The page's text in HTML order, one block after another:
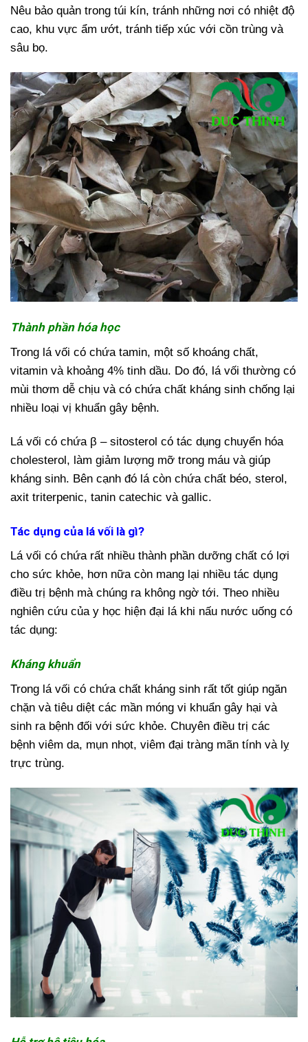
Nêu bảo quản trong túi kín, tránh những nơi có nhiệt độ
cao, khu vực ẩm ướt, tránh tiếp xúc với cồn trùng và
sâu bọ.
Thành phần hóa học
Trong lá vối có chứa tamin, một số khoáng chất,
vitamin và khoảng 4% tinh dầu. Do đó, lá vối thường có
mùi thơm dễ chịu và có chứa chất kháng sinh chống lại
nhiều loại vị khuẩn gây bệnh.
Lá vối có chứa β – sitosterol có tác dụng chuyển hóa
cholesterol, làm giảm lượng mỡ trong máu và giúp
kháng sinh. Bên cạnh đó lá còn chứa chất béo, sterol,
axit triterpenic, tanin catechic và gallic.
Tác dụng của lá vối là gì?
Lá vối có chứa rất nhiều thành phần dưỡng chất có lợi
cho sức khỏe, hơn nữa còn mang lại nhiều tác dụng
điều trị bệnh mà chúng ra không ngờ tới. Theo nhiều
nghiên cứu của y học hiện đại lá khi nấu nước uống có
tác dụng:
Kháng khuẩn
Trong lá vối có chứa chất kháng sinh rất tốt giúp ngăn
chặn và tiêu diệt các mần móng vi khuẩn gây hại và
sinh ra bệnh đối với sức khỏe. Chuyên điều trị các
bệnh viêm da, mụn nhọt, viêm đại tràng mãn tính và lỵ
trực trùng.